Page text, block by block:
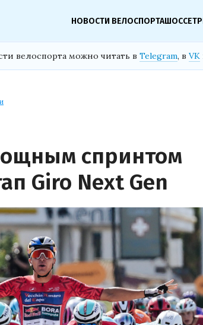
НОВОСТИ ВЕЛОСПОРТАШОССЕ
велоспорта можно читать в Telegram, в VK
спринтом
Giro Next Gen